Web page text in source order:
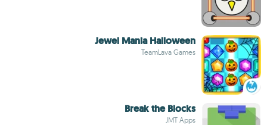
Jewel Mania Halloween
TeamLava Games
Break the Blocks
JMT Apps